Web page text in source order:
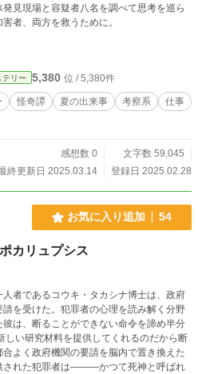
見現場と容疑者八名を調べて思考を巡ら
者、両方を救うために。
テリー 5,380 位 / 5,380件
怪奇譚 夏の出来事 考察系
仕事
感想数 0
文字数 59,045
終更新日 2025.03.14
登録日 2025.02.28
お気に入り追加 54
カリュプシス
者であるコウキ・タカシナ博士は、政府
を受けた。犯罪者の心理を読み解く分野
は、断ることができない命令を諦め半分
い研究材料を提供してくれるのだから断
合よく政府機関の要請を脳内で置き換えた
された犯罪者は―――かつて死神と呼ばれ